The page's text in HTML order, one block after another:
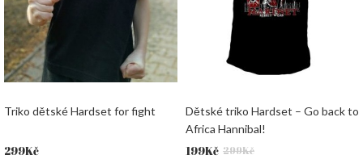
Triko dětské Hardset for fight
299Kč
Dětské triko Hardset – Go back to
Africa Hannibal!
299Kč
Původní
199Kč
Aktuální